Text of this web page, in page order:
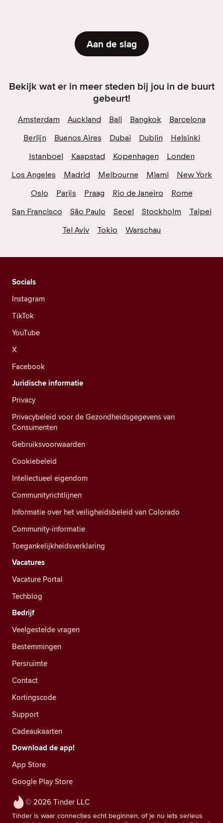
Aan de slag
Bekijk wat er in meer steden bij jou in de buurt
gebeurt!
Amsterdam Auckland Bali Bangkok
Barcelona
Berlijn
Buenos Aires Dubai Dublin
Helsinki
Istanboel
Kaapstad Kopenhagen
Londen
Los Angeles
Madrid Melbourne Miami
New York
Oslo
Parijs Praag Rio de Janeiro
Rome
San Francisco
São Paulo Seoel Stockholm
Taipei
Tel Aviv
Tokio Warschau
© 2026 Tinder LLC
Tinder is waar connecties echt beginnen, of je nu iets serieus
Socials
Instagram
TikTok
YouTube
X
Facebook
Juridische informatie
Privacy
Privacybeleid voor de Gezondheidsgegevens van
Consumenten
Gebruiksvoorwaarden
Cookiebeleid
Intellectueel eigendom
Communityrichtlijnen
Informatie over het veiligheidsbeleid van Colorado
Community-informatie
Toegankelijkheidsverklaring
Vacatures
Vacature Portal
Techblog
Bedrijf
Veelgestelde vragen
Bestemmingen
Persruimte
Contact
Kortingscode
Support
Cadeaukaarten
Download de app!
App Store
Google Play Store